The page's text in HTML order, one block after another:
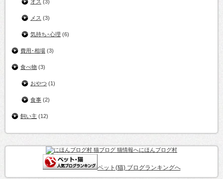
オス (3)
メス (3)
気持ち･心理 (6)
費用･相場 (3)
食べ物 (3)
おやつ (1)
食事 (2)
飼い主 (12)
にほんブログ村
ペット(猫) ブログランキングへ